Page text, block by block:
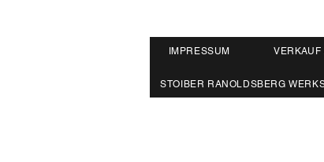
IMPRESSUM VERKAUF
STOIBER RANOLDSBERG